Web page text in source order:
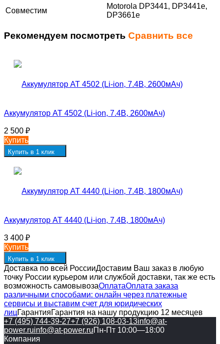
Совместим
Motorola DP3441, DP3441e,
DP3661e
Рекомендуем посмотреть Сравнить все
Аккумулятор AT 4502 (Li-ion, 7.4В, 2600мАч)
2 500 ₽
Купить
Купить в 1 клик
Аккумулятор AT 4440 (Li-ion, 7.4В, 1800мАч)
3 400 ₽
Купить
Купить в 1 клик
Доставка по всей РоссииДоставим Ваш заказ в любую
точку России курьером или службой доставки, так же есть
возможность самовывозаОплатаОплата заказа
различными способами: онлайн через платежные
сервисы и выставим счет для юридических
лицГарантияГарантия на нашу продукцию 12 месяцев
+7 (495) 744-39-27+7 (926) 108-03-13info@at-
power.ruinfo@at-power.ruПн-Пт 10:00—18:00
Компания